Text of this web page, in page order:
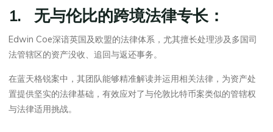
1. 无与伦比的跨境法律专长：
Edwin Coe深谙英国及欧盟的法律体系，尤其擅长处理涉及多国司
法管辖区的资产没收、追回与返还事务。
在蓝天格锐案中，其团队能够精准解读并运用相关法律，为资产处
置提供坚实的法律基础，有效应对了与伦敦比特币案类似的管辖权
与法律适用挑战。